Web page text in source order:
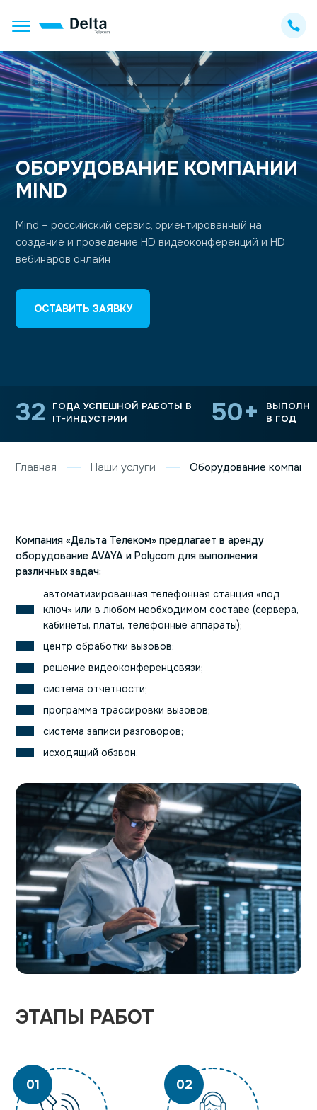
ОБОРУДОВАНИЕ КОМПАНИИ
MIND
Mind – российский сервис, ориентированный на
создание и проведение HD видеоконференций и HD
вебинаров онлайн
ОСТАВИТЬ ЗАЯВКУ
32 ГОДА УСПЕШНОЙ РАБОТЫ В
IT-ИНДУСТРИИ
50+
В ГОД
Главная Наши услуги Оборудование
Компания «Дельта Телеком» предлагает в аренду
оборудование AVAYA и Polycom для выполнения
различных задач:
автоматизированная телефонная станция «под
ключ» или в любом необходимом составе (сервера,
кабинеты, платы, телефонные аппараты);
центр обработки вызовов;
решение видеоконференцсвязи;
система отчетности;
программа трассировки вызовов;
система записи разговоров;
исходящий обзвон.
ЭТАПЫ РАБОТ
01 02